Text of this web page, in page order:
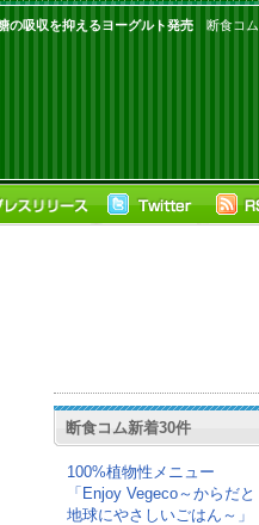
断食コム
の吸収を抑えるヨーグルト発売
断食コム新着30件
100%植物性メニュー
「Enjoy Vegeco～からだと
地球にやさしいごはん～」